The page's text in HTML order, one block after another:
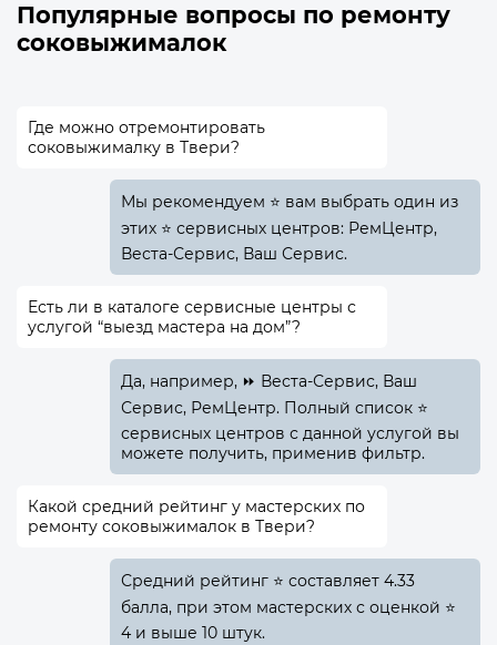
Популярные вопросы по ремонту
соковыжималок
Где можно отремонтировать
соковыжималку в Твери?
Мы рекомендуем ⭐ вам выбрать один из
этих ⭐ сервисных центров: РемЦентр,
Веста-Сервис, Ваш Сервис.
Есть ли в каталоге сервисные центры с
услугой “выезд мастера на дом”?
Да, например, ⏩ Веста-Сервис, Ваш
Сервис, РемЦентр. Полный список ⭐
сервисных центров с данной услугой вы
можете получить, применив фильтр.
Какой средний рейтинг у мастерских по
ремонту соковыжималок в Твери?
Средний рейтинг ⭐ составляет 4.33
балла, при этом мастерских с оценкой ⭐
4 и выше 10 штук.